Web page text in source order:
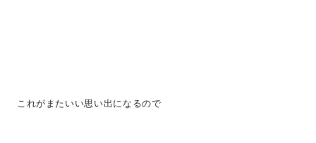
これがまたいい思い出になるので